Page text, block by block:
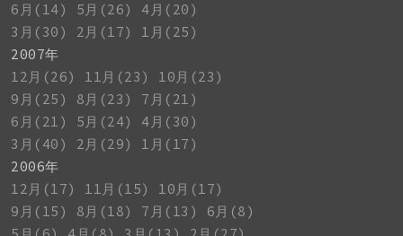
6月(14)
5月(26)
4月(20)
3月(30)
2月(17)
1月(25)
2007年
12月(26)
11月(23)
10月(23)
9月(25)
8月(23)
7月(21)
6月(21)
5月(24)
4月(30)
3月(40)
2月(29)
1月(17)
2006年
12月(17)
11月(15)
10月(17)
9月(15)
8月(18) 7月(13)
6月(8)